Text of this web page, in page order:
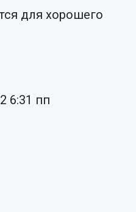
для хорошего
6:31 пп